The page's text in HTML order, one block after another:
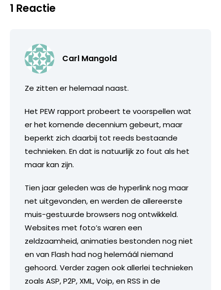
1 Reactie
Carl Mangold
Ze zitten er helemaal naast.
Het PEW rapport probeert te voorspellen wat
er het komende decennium gebeurt, maar
beperkt zich daarbij tot reeds bestaande
technieken. En dat is natuurlijk zo fout als het
maar kan zijn.
Tien jaar geleden was de hyperlink nog maar
net uitgevonden, en werden de allereerste
muis-gestuurde browsers nog ontwikkeld.
Websites met foto’s waren een
zeldzaamheid, animaties bestonden nog niet
en van Flash had nog helemáál niemand
gehoord. Verder zagen ook allerlei technieken
zoals ASP, P2P, XML, Voip, en RSS in de